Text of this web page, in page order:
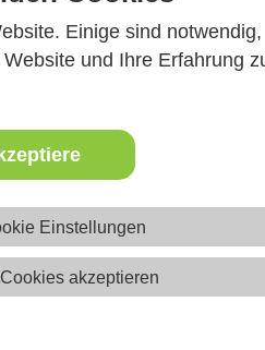
Einige sind notwendig,
und Ihre Erfahrung
Einstellungen
akzeptieren